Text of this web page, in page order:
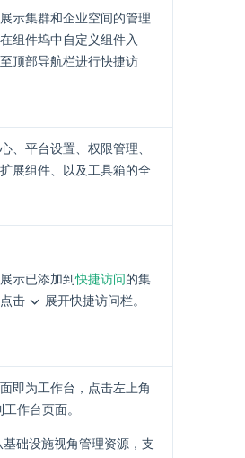
示集群和企业空间的管理
组件坞中自定义组件入
顶部导航栏进行快捷访
、平台设置、权限管理、
展组件、以及工具箱的全
示已添加到快捷访问 的集
击
展开快捷访问栏。
即为工作台，点击左上角
作台页面。
基础设施视角管理资源，支